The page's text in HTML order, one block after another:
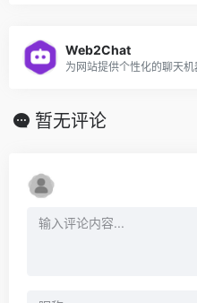
Web2Chat
为网站提供个性化的聊天机
暂无评论